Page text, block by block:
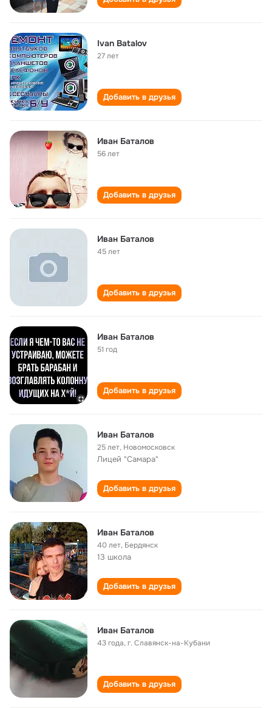
Ivan Batalov
27 лет
Добавить в друзья
Иван Баталов
56 лет
Добавить в друзья
Иван Баталов
45 лет
Добавить в друзья
Иван Баталов
51 год
Добавить в друзья
Иван Баталов
25 лет, Новомосковск
Лицей "Самара"
Добавить в друзья
Иван Баталов
40 лет, Бердянск
13 школа
Добавить в друзья
Иван Баталов
43 года,г. Славянск-на-Кубани
Добавить в друзья